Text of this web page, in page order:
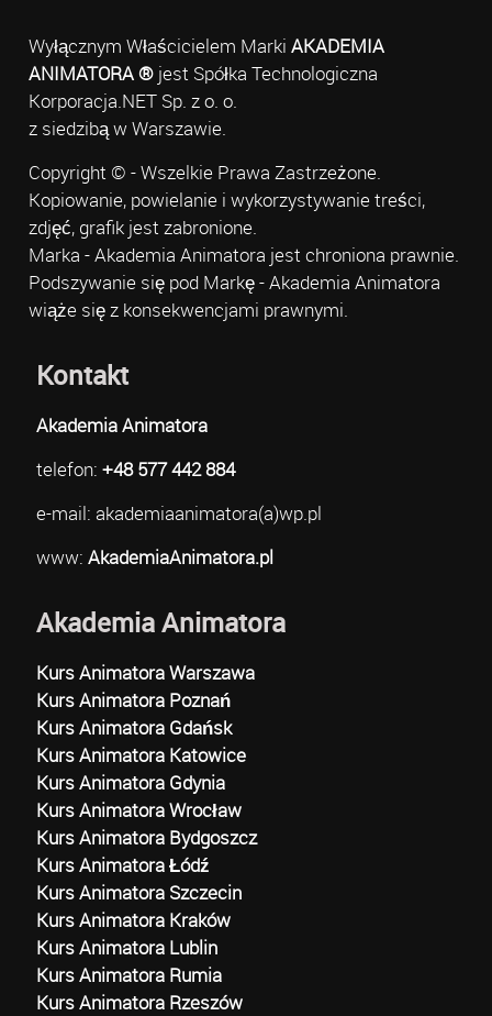
Wyłącznym Właścicielem Marki AKADEMIA
ANIMATORA ®jest Spółka Technologiczna
Korporacja.NET Sp. z o. o.
z siedzibą w Warszawie.
Copyright © - Wszelkie Prawa Zastrzeżone.
Kopiowanie, powielanie i wykorzystywanie treści,
zdjęć, grafik jest zabronione.
Marka - Akademia Animatora jest chroniona prawnie.
Podszywanie się pod Markę - Akademia Animatora
wiąże się z konsekwencjami prawnymi.
Kontakt
Akademia Animatora
telefon: +48 577 442 884
e-mail: akademiaanimatora(a)wp.pl
www: AkademiaAnimatora.pl
Akademia Animatora
Kurs Animatora Warszawa
Kurs Animatora Poznań
Kurs Animatora Gdańsk
Kurs Animatora Katowice
Kurs Animatora Gdynia
Kurs Animatora Wrocław
Kurs Animatora Bydgoszcz
Kurs Animatora Łódź
Kurs Animatora Szczecin
Kurs Animatora Kraków
Kurs Animatora Lublin
Kurs Animatora Rumia
Kurs Animatora Rzeszów